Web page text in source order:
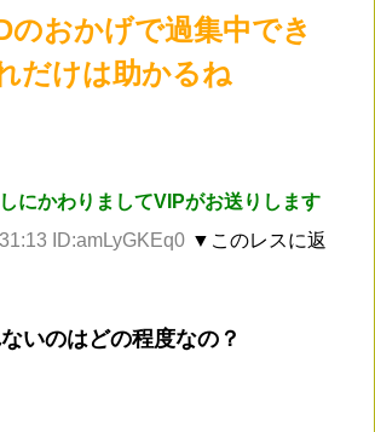
のおかげで過集中でき
だけは助かるね
にかわりましてVIPがお送りします
ID:amLyGKEq0 ▼このレスに返
いのはどの程度なの？